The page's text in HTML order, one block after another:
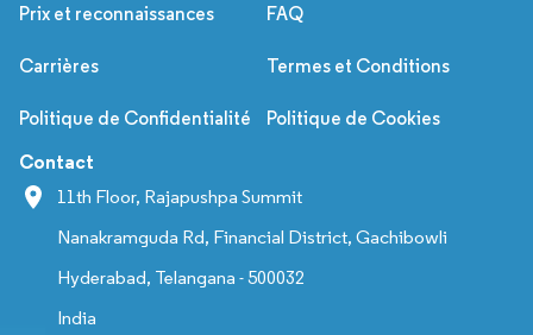
Prix et reconnaissances FAQ
Carrières Termes et Conditions
Politique de Confidentialité Politique de Cookies
Contact
11th Floor, Rajapushpa Summit
Nanakramguda Rd, Financial District, Gachibowli
Hyderabad, Telangana - 500032
India